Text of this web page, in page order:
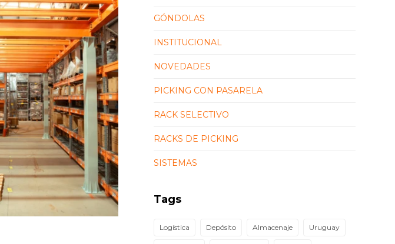
GÓNDOLAS
INSTITUCIONAL
NOVEDADES
PICKING CON PASARELA
RACK SELECTIVO
RACKS DE PICKING
SISTEMAS
Tags
Logística Depósito Almacenaje Uruguay